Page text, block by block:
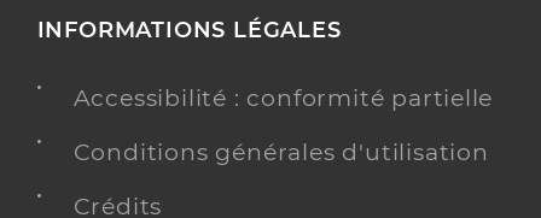
INFORMATIONS LÉGALES
Accessibilité : conformité partielle
Conditions générales d'utilisation
Crédits